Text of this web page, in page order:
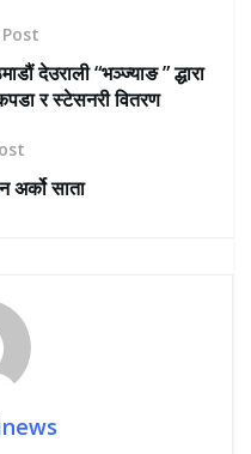
देउराली “भञ्ज्याङ ” द्धारा
कपडा र स्टेसनरी वितरण
अर्को साता